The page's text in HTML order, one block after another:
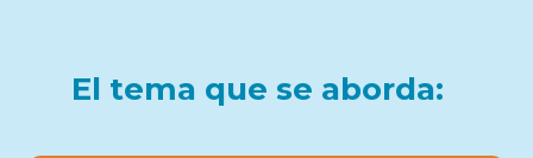
El tema que se aborda: